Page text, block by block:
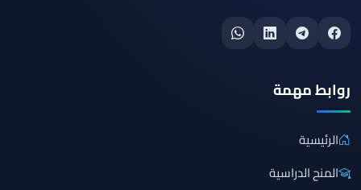
روابط مهمة
الرئيسية
المنح الدراسية